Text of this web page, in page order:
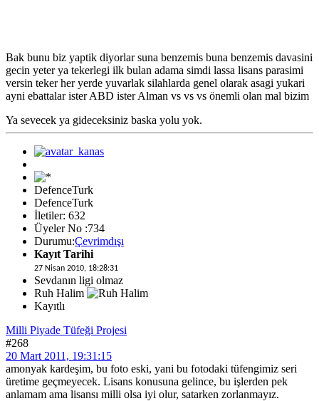
Bak bunu biz yaptik diyorlar suna benzemis buna benzemis davasini
gecin yeter ya tekerlegi ilk bulan adama simdi lassa lisans parasimi
versin teker her yerde yuvarlak silahlarda genel olarak asagi yukari
ayni ebattalar ister ABD ister Alman vs vs vs önemli olan mal bizim
Ya sevecek ya gideceksiniz baska yolu yok.
DefenceTurk
DefenceTurk
İletiler: 632
Üyeler No :734
Durumu:Çevrimdışı
Kayıt Tarihi
27 Nisan 2010, 18:28:31
Sevdanın ligi olmaz
Ruh Halim
Kayıtlı
Milli Piyade Tüfeği Projesi
#268
20 Mart 2011, 19:31:15
amonyak kardeşim, bu foto eski, yani bu fotodaki tüfengimiz seri
üretime geçmeyecek. Lisans konusuna gelince, bu işlerden pek
anlamam ama lisansı milli olsa iyi olur, satarken zorlanmayız.